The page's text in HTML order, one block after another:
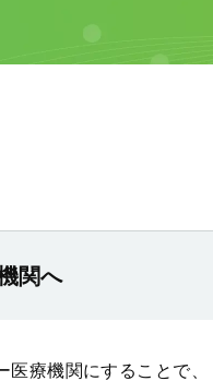
関へ
療機関にすることで、